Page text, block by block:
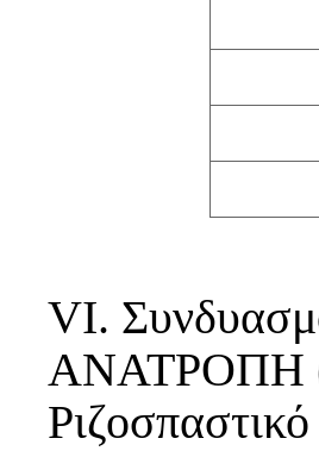
VΙ.
ΑΝΑΤΡΟΠΗ (